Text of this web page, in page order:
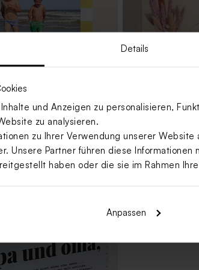
Details
und Anzeigen zu personalisieren,
zu analysieren.
zu Ihrer Verwendung unserer Website
Unsere Partner führen diese
haben oder die sie im Rahmen
Anpassen
Urlaubsfotobuch mit
und einem netten
Trockenblumen